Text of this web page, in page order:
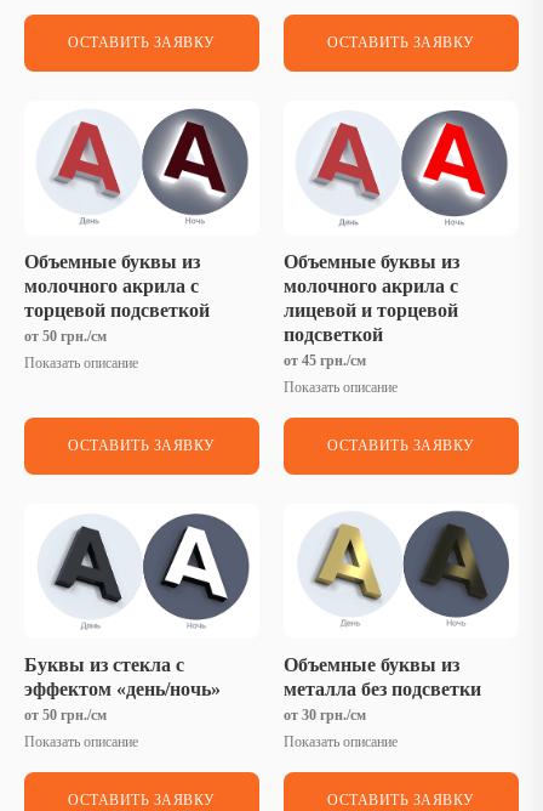
ОСТАВИТЬ ЗАЯВКУ ОСТАВИТЬ ЗАЯВКУ
Объемные буквы из
молочного акрила с
торцевой подсветкой
от 50 грн./см
Показать описание
ОСТАВИТЬ ЗАЯВКУ
Объемные буквы из
молочного акрила с
лицевой и торцевой
подсветкой
от 45 грн./см
Показать описание
ОСТАВИТЬ ЗАЯВКУ
Буквы из стекла с
эффектом «день/ночь»
от 50 грн./см
Показать описание
ОСТАВИТЬ ЗАЯВКУ
Объемные буквы из
металла без подсветки
от 30 грн./см
Показать описание
ОСТАВИТЬ ЗАЯВКУ